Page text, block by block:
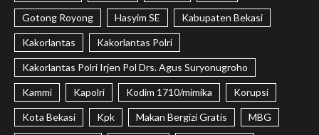
Gotong Royong Hasyim SE Kabupaten Bekasi
Kakorlantas Kakorlantas Polri
Kakorlantas Polri Irjen Pol Drs. Agus Suryonugroho
Kammi Kapolri Kodim 1710/mimika Korupsi
Kota Bekasi Kpk Makan Bergizi Gratis MBG